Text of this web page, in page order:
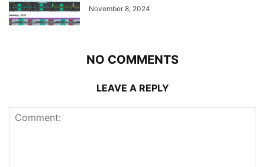
November 8, 2024
NO COMMENTS
LEAVE A REPLY